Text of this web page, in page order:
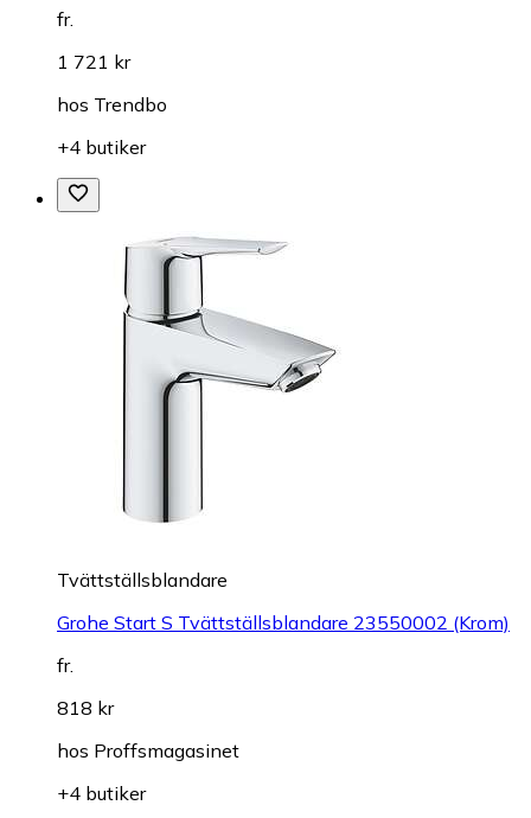
fr.
1 721 kr
hos Trendbo
+4 butiker
Tvättställsblandare
Grohe Start S Tvättställsblandare 23550002 (Krom)
fr.
818 kr
hos Proffsmagasinet
+4 butiker